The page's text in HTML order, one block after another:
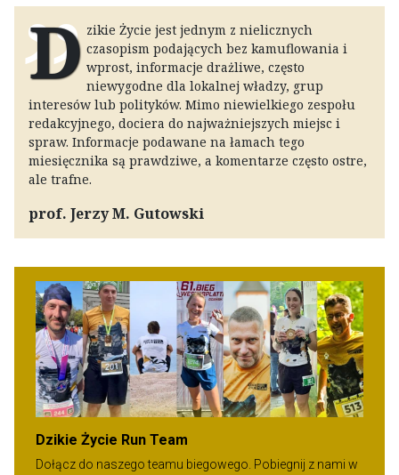
D zikie Życie jest jednym z nielicznych
czasopism podających bez kamuflowania i
wprost, informacje drażliwe, często
niewygodne dla lokalnej władzy, grup
interesów lub polityków. Mimo niewielkiego zespołu
redakcyjnego, dociera do najważniejszych miejsc i
spraw. Informacje podawane na łamach tego
miesięcznika są prawdziwe, a komentarze często ostre,
ale trafne.
prof. Jerzy M. Gutowski
Dzikie Życie Run Team
Dołącz do naszego teamu biegowego. Pobiegnij z nami w